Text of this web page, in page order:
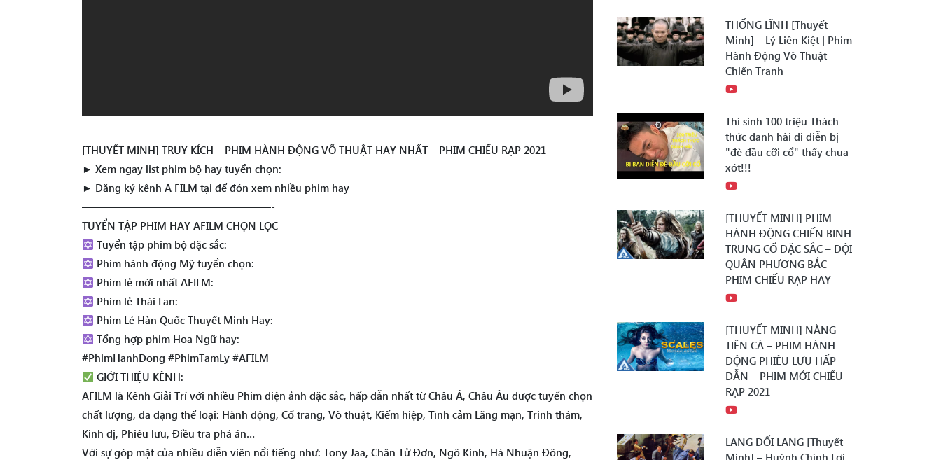
[THUYẾT MINH] TRUY KÍCH – PHIM HÀNH ĐỘNG VÕ THUẬT HAY NHẤT – PHIM CHIẾU RẠP 2021
► Xem ngay list phim bộ hay tuyển chọn:
► Đăng ký kênh A FILM tại để đón xem nhiều phim hay
——————————————————-
TUYỂN TẬP PHIM HAY AFILM CHỌN LỌC
Tuyển tập phim bộ đặc sắc:
Phim hành động Mỹ tuyển chọn:
Phim lẻ mới nhất AFILM:
Phim lẻ Thái Lan:
Phim Lẻ Hàn Quốc Thuyết Minh Hay:
Tổng hợp phim Hoa Ngữ hay:
#PhimHanhDong #PhimTamLy #AFILM
GIỚI THIỆU KÊNH:
AFILM là Kênh Giải Trí với nhiều Phim điện ảnh đặc sắc, hấp dẫn nhất từ Châu Á, Châu Âu được tuyển chọn
chất lượng, đa dạng thể loại: Hành động, Cổ trang, Võ thuật, Kiếm hiệp, Tình cảm Lãng mạn, Trinh thám,
Kinh dị, Phiêu lưu, Điều tra phá án…
Với sự góp mặt của nhiều diễn viên nổi tiếng như: Tony Jaa, Chân Tử Đơn, Ngô Kinh, Hà Nhuận Đông,
THỐNG LĨNH [Thuyết
Minh] – Lý Liên Kiệt | Phim
Hành Động Võ Thuật
Chiến Tranh
Thí sinh 100 triệu Thách
thức danh hài đi diễn bị
"đè đầu cỡi cổ" thấy chua
xót!!!
[THUYẾT MINH] PHIM
HÀNH ĐỘNG CHIẾN BINH
TRUNG CỔ ĐẶC SẮC – ĐỘI
QUÂN PHƯƠNG BẮC –
PHIM CHIẾU RẠP HAY
[THUYẾT MINH] NÀNG
TIÊN CÁ – PHIM HÀNH
ĐỘNG PHIÊU LƯU HẤP
DẪN – PHIM MỚI CHIẾU
RẠP 2021
LANG ĐỐI LANG [Thuyết
Minh] – Huỳnh Chính Lợi,